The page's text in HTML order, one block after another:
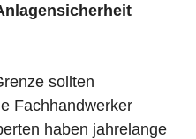
sollten
Fachhandwerker
haben jahrelange